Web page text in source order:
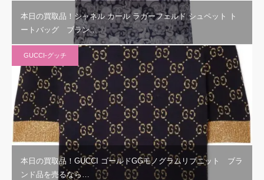
本日の買取品！シャネル カール ラガーフェルド シュペット ト
ートバッグ ブラン…
GUCCI-グッチ
本日の買取品！GUCCI ゴールドGGモノグラムリブニット ブラ
ンド品を売るなら…